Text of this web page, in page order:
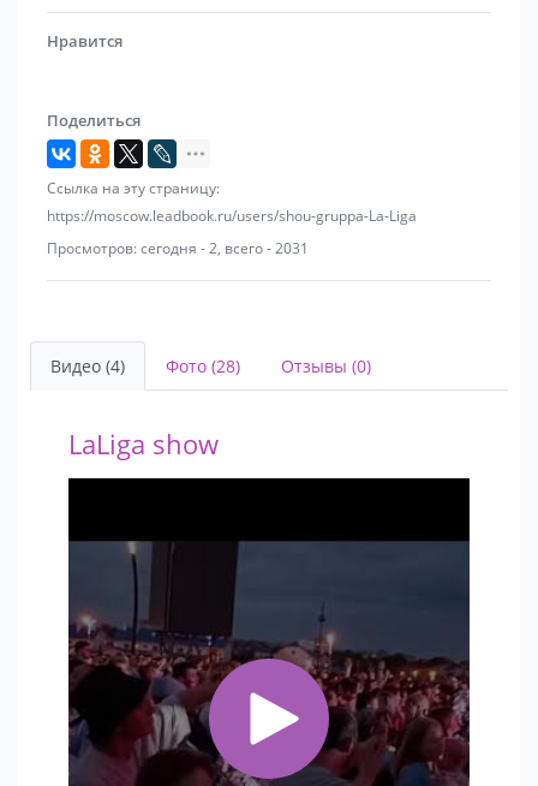
Нравится
Поделиться
Ссылка на эту страницу:
https://moscow.leadbook.ru/users/shou-gruppa-La-Liga
Просмотров: сегодня - 2, всего - 2031
Видео (4) Фото (28) Отзывы (0)
LaLiga show